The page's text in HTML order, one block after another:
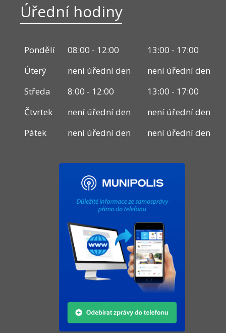
Úřední hodiny
Pondělí 08:00 - 12:00
13:00 - 17:00
Úterý
není úřední den
není úřední den
Středa
8:00 - 12:00
13:00 - 17:00
Čtvrtek
není úřední den
není úřední den
Pátek
není úřední den není úřední den